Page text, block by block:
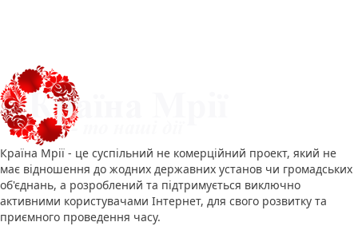
Країна Мрії - це суспільний не комерційний проект, який не
має відношення до жодних державних установ чи громадських
об'єднань, а розроблений та підтримується виключно
активними користувачами Інтернет, для свого розвитку та
приємного проведення часу.